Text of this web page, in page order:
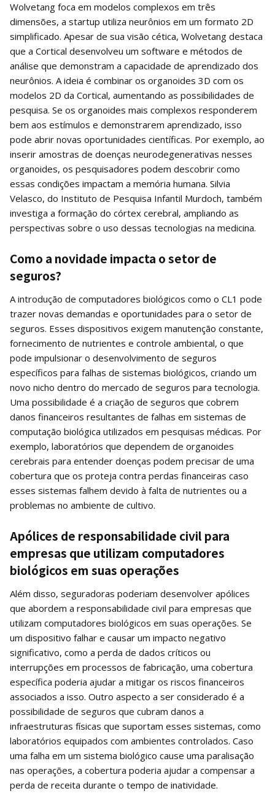
Wolvetang foca em modelos complexos em três
dimensões, a startup utiliza neurônios em um formato 2D
simplificado. Apesar de sua visão cética, Wolvetang destaca
que a Cortical desenvolveu um software e métodos de
análise que demonstram a capacidade de aprendizado dos
neurônios. A ideia é combinar os organoides 3D com os
modelos 2D da Cortical, aumentando as possibilidades de
pesquisa. Se os organoides mais complexos responderem
bem aos estímulos e demonstrarem aprendizado, isso
pode abrir novas oportunidades científicas. Por exemplo, ao
inserir amostras de doenças neurodegenerativas nesses
organoides, os pesquisadores podem descobrir como
essas condições impactam a memória humana. Silvia
Velasco, do Instituto de Pesquisa Infantil Murdoch, também
investiga a formação do córtex cerebral, ampliando as
perspectivas sobre o uso dessas tecnologias na medicina.
Como a novidade impacta o setor de
seguros?
A introdução de computadores biológicos como o CL1 pode
trazer novas demandas e oportunidades para o setor de
seguros. Esses dispositivos exigem manutenção constante,
fornecimento de nutrientes e controle ambiental, o que
pode impulsionar o desenvolvimento de seguros
específicos para falhas de sistemas biológicos, criando um
novo nicho dentro do mercado de seguros para tecnologia.
Uma possibilidade é a criação de seguros que cobrem
danos financeiros resultantes de falhas em sistemas de
computação biológica utilizados em pesquisas médicas. Por
exemplo, laboratórios que dependem de organoides
cerebrais para entender doenças podem precisar de uma
cobertura que os proteja contra perdas financeiras caso
esses sistemas falhem devido à falta de nutrientes ou a
problemas no ambiente de cultivo.
Apólices de responsabilidade civil para
empresas que utilizam computadores
biológicos em suas operações
Além disso, seguradoras poderiam desenvolver apólices
que abordem a responsabilidade civil para empresas que
utilizam computadores biológicos em suas operações. Se
um dispositivo falhar e causar um impacto negativo
significativo, como a perda de dados críticos ou
interrupções em processos de fabricação, uma cobertura
específica poderia ajudar a mitigar os riscos financeiros
associados a isso. Outro aspecto a ser considerado é a
possibilidade de seguros que cubram danos a
infraestruturas físicas que suportam esses sistemas, como
laboratórios equipados com ambientes controlados. Caso
uma falha em um sistema biológico cause uma paralisação
nas operações, a cobertura poderia ajudar a compensar a
perda de receita durante o tempo de inatividade.